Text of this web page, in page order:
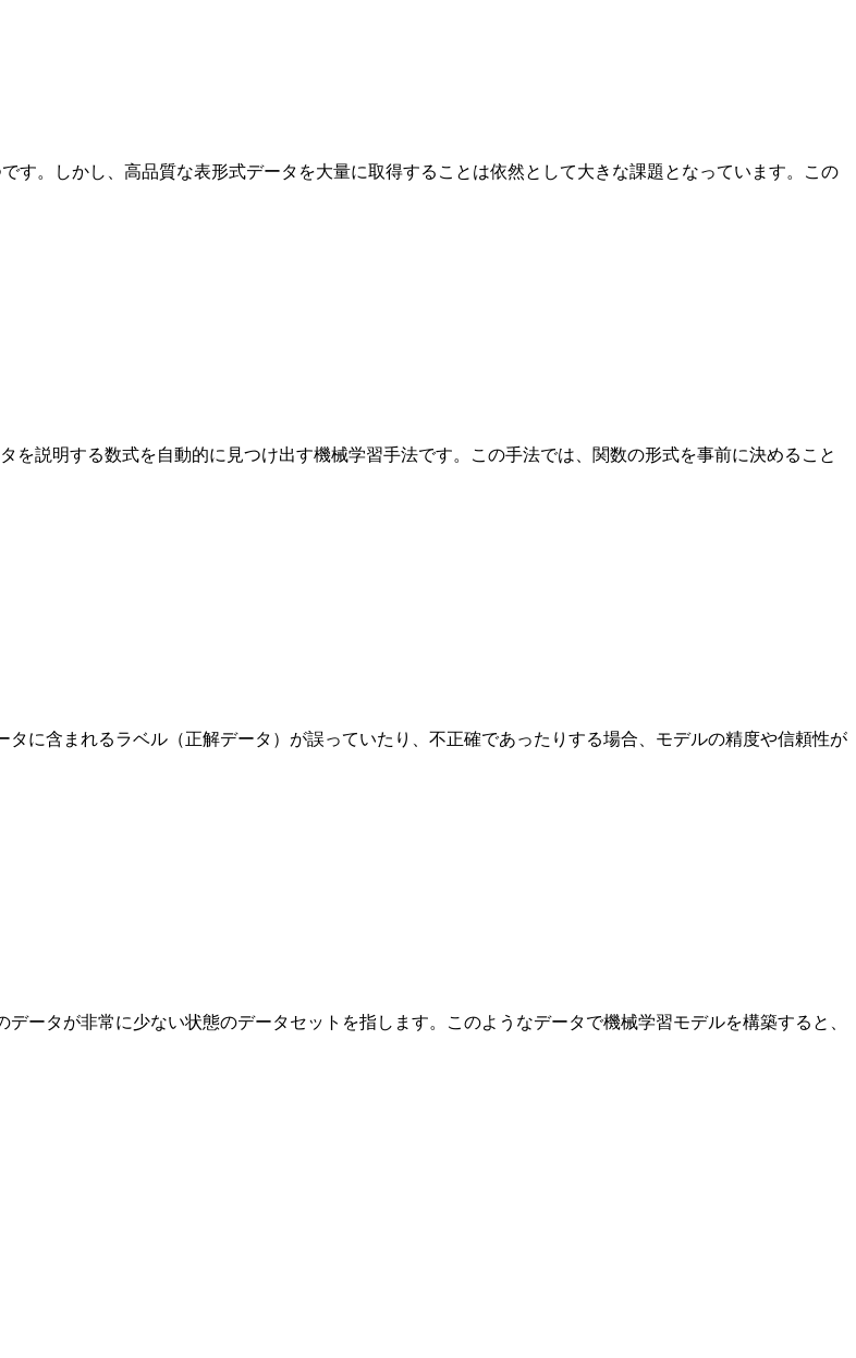
す。しかし、高品質な表形式データを大量に取得することは依然として大きな課題となっています。この
を説明する数式を自動的に見つけ出す機械学習手法です。この手法では、関数の形式を事前に決めること
に含まれるラベル（正解データ）が誤っていたり、不正確であったりする場合、モデルの精度や信頼性が
ータが非常に少ない状態のデータセットを指します。このようなデータで機械学習モデルを構築すると、